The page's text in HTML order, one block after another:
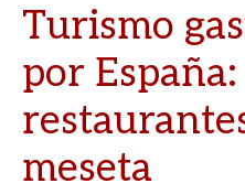
Turismo
por España:
meseta